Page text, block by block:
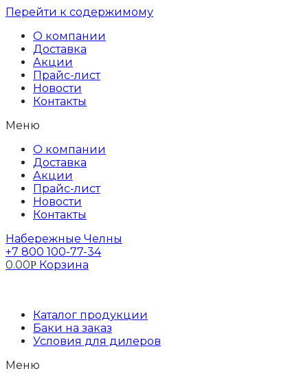
Перейти к содержимому
О компании
Доставка
Акции
Прайс-лист
Новости
Контакты
Меню
О компании
Доставка
Акции
Прайс-лист
Новости
Контакты
Набережные Челны
+7 800 100-77-34
0.00Р Корзина
Каталог продукции
Баки на заказ
Условия для дилеров
Меню